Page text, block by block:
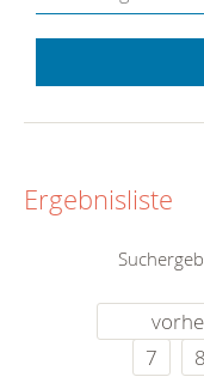
Ergebnisliste
7
8